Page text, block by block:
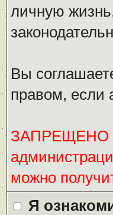
личную
Вы
правом, если
ЗАПРЕЩЕНО
можно
Я